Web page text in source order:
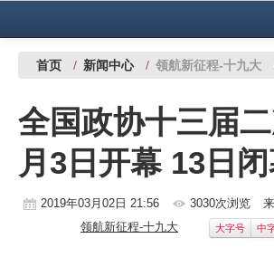
中国有色金属报社主办 广告服务
铜镍铅锌
铝
稀有稀土
首页 / 新闻中心 / 领航新征程-十九大
全国政协十三届
月3日开幕 13日
2019年03月02日 21:56 3030次浏览
领航新征程-十九大
大字号 中